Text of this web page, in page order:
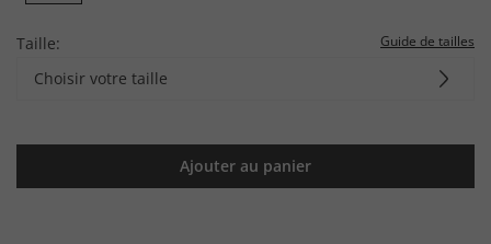
Taille: Guide de tailles
Choisir votre taille
Ajouter au panier